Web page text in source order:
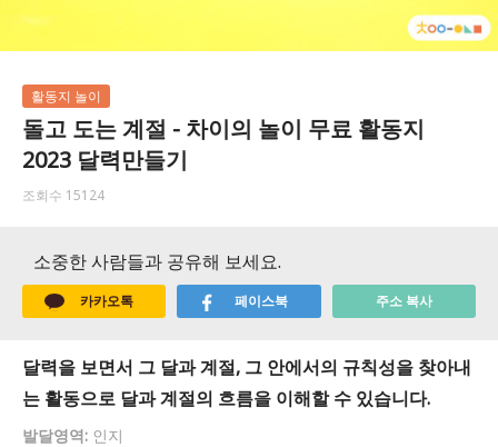
활동지 놀이
돌고 도는 계절 - 차이의 놀이 무료 활동지
2023 달력만들기
조회수 15124
소중한 사람들과 공유해 보세요.
카카오톡 페이스북 주소 복사
달력을 보면서 그 달과 계절, 그 안에서의 규칙성을 찾아내
는 활동으로 달과 계절의 흐름을 이해할 수 있습니다.
발달영역: 인지